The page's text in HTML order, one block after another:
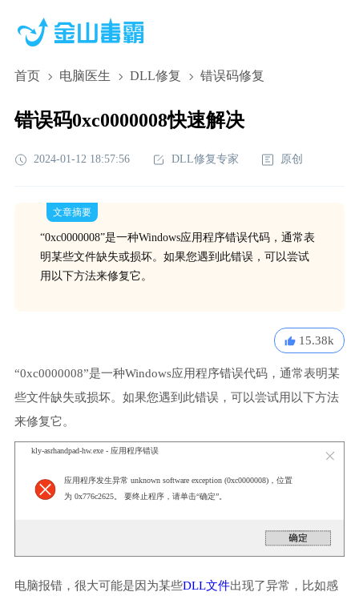
首页 电脑医生 DLL修复 错误码修复
错误码0xc0000008快速解决
2024-01-12 18:57:56 DLL修复专家 原创
文章摘要
“0xc0000008”是一种Windows应用程序错误代码，通常表
明某些文件缺失或损坏。如果您遇到此错误，可以尝试
用以下方法来修复它。
15.38k
“0xc0000008”是一种Windows应用程序错误代码，通常表明某
些文件缺失或损坏。如果您遇到此错误，可以尝试用以下方法
来修复它。
kly-asrhandpad-hw.exe - 应用程序错误
应用程序发生异常 unknown software exception (0xc0000008)，位置
为 0x776c2625。 要终止程序，请单击“确定”。
电脑报错，很大可能是因为某些DLL文件出现了异常，比如感